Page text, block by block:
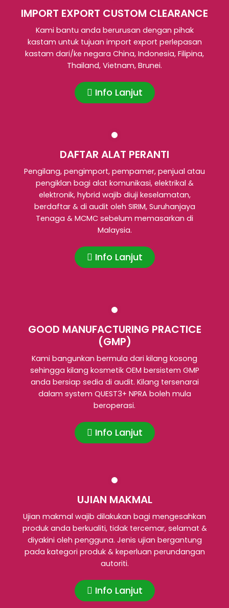
IMPORT EXPORT CUSTOM CLEARANCE
Kami bantu anda berurusan dengan pihak
kastam untuk tujuan import export perlepasan
kastam dari/ke negara China, Indonesia, Filipina,
Thailand, Vietnam, Brunei.
Info Lanjut
DAFTAR ALAT PERANTI
Pengilang, pengimport, pempamer, penjual atau
pengiklan bagi alat komunikasi, elektrikal &
elektronik, hybrid wajib diuji keselamatan,
berdaftar & di audit oleh SIRIM, Suruhanjaya
Tenaga & MCMC sebelum memasarkan di
Malaysia.
Info Lanjut
GOOD MANUFACTURING PRACTICE
(GMP)
Kami bangunkan bermula dari kilang kosong
sehingga kilang kosmetik OEM bersistem GMP
anda bersiap sedia di audit. Kilang tersenarai
dalam system QUEST3+ NPRA boleh mula
beroperasi.
Info Lanjut
UJIAN MAKMAL
Ujian makmal wajib dilakukan bagi mengesahkan
produk anda berkualiti, tidak tercemar, selamat &
diyakini oleh pengguna. Jenis ujian bergantung
pada kategori produk & keperluan perundangan
autoriti.
Info Lanjut